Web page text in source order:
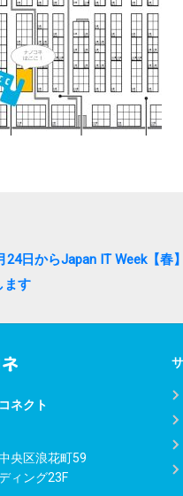
24日からJapan IT Week【春
ます
ネクト
央区浪花町59
ィング23F